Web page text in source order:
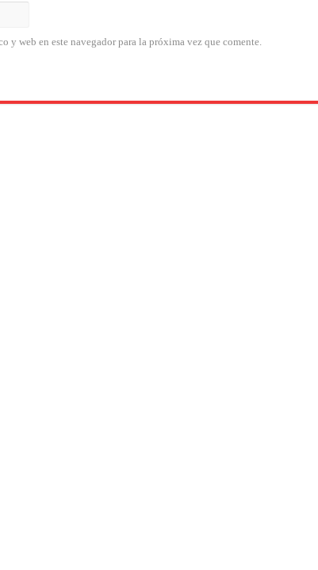
y web en este navegador para la próxima vez que comente.